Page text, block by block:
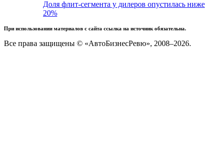
Доля флит-сегмента у дилеров опустилась ниже
20%
При использовании материалов с сайта ссылка на источник обязательна.
Все права защищены © «АвтоБизнесРевю», 2008–2026.